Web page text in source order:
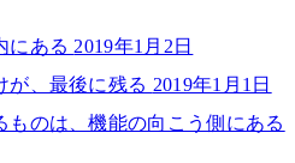
にある 2019年1月2日
が、最後に残る 2019年1月1日
ものは、機能の向こう側にある